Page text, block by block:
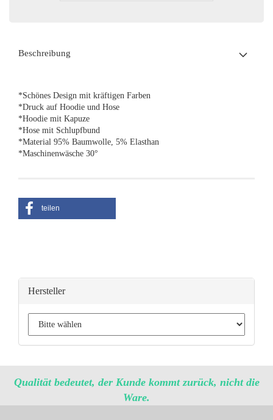
Beschreibung
*Schönes Design mit kräftigen Farben
*Druck auf Hoodie und Hose
*Hoodie mit Kapuze
*Hose mit Schlupfbund
*Material 95% Baumwolle, 5% Elasthan
*Maschinenwäsche 30°
teilen
Hersteller
Qualität bedeutet, der Kunde kommt zurück, nicht die
Ware.